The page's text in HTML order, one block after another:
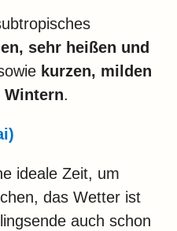
sehr heißen und
kurzen, milden
Wintern.
ideale Zeit, um
das Wetter ist
auch schon